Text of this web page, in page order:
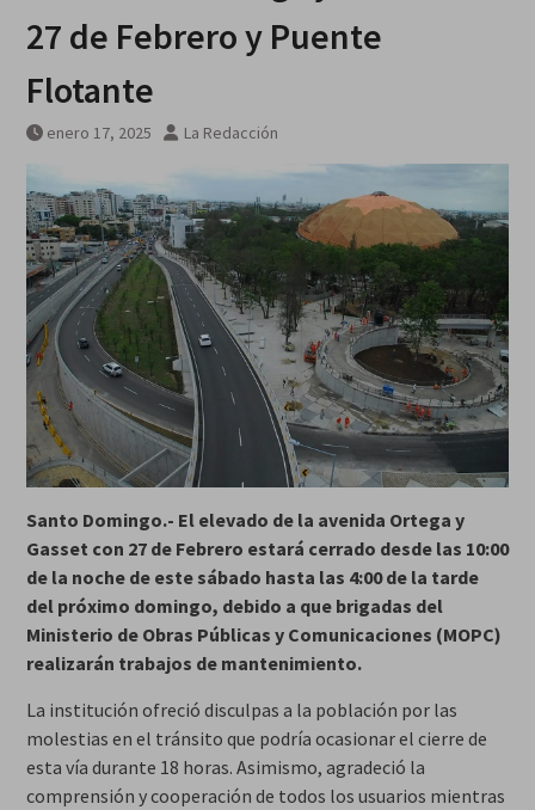
27 de Febrero y Puente
Flotante
enero 17, 2025 La Redacción
Santo Domingo.- El elevado de la avenida Ortega y
Gasset con 27 de Febrero estará cerrado desde las 10:00
de la noche de este sábado hasta las 4:00 de la tarde
del próximo domingo, debido a que brigadas del
Ministerio de Obras Públicas y Comunicaciones (MOPC)
realizarán trabajos de mantenimiento.
La institución ofreció disculpas a la población por las
molestias en el tránsito que podría ocasionar el cierre de
esta vía durante 18 horas. Asimismo, agradeció la
comprensión y cooperación de todos los usuarios mientras